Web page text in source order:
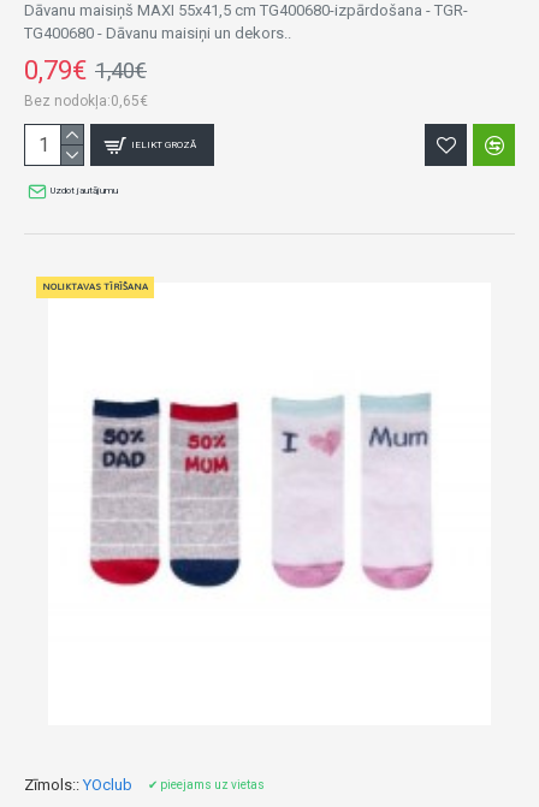
Dāvanu maisiņš MAXI 55x41,5 cm TG400680-izpārdošana - TGR-
TG400680 - Dāvanu maisiņi un dekors..
0,79€ 1,40€
Bez nodokļa:0,65€
IELIKT GROZĀ
Uzdot jautājumu
NOLIKTAVAS TĪRĪŠANA
Zīmols:: YOclub ✔ pieejams uz vietas